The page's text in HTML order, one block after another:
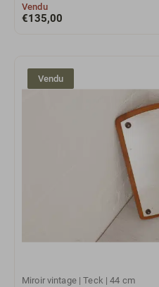
Vendu
€135,00
Vendu
Miroir vintage | Teck | 44 cm